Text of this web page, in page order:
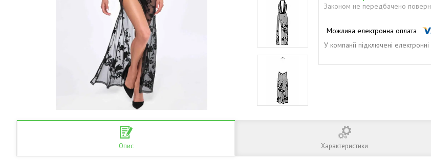
Законом не передбачено
У компанії підключені
Опис Характеристики